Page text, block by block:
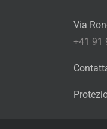
Via
+41 91